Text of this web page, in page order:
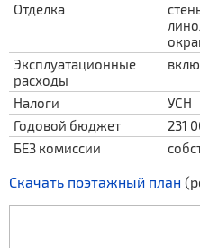
Отделка
Эксплуатационные
расходы
Налоги
УСН
Годовой бюджет
231
БЕЗ комиссии
Скачать поэтажный план